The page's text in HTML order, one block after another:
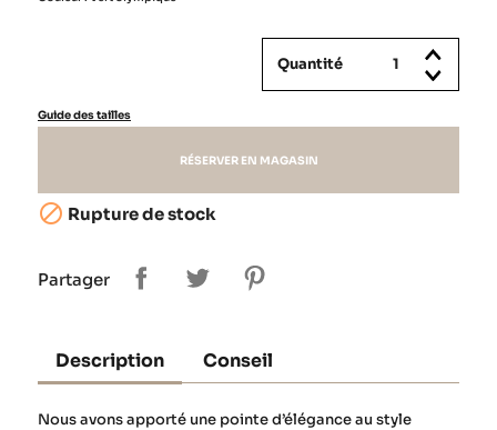
Quantité
Guide des tailles
RÉSERVER EN MAGASIN
 Rupture de stock
Partager
Description Conseil
Nous avons apporté une pointe d’élégance au style